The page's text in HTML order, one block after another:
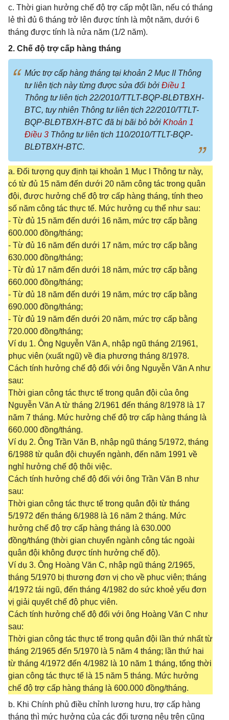
c. Thời gian hưởng chế độ trợ cấp một lần, nếu có tháng
lẻ thì đủ 6 tháng trở lên được tính là một năm, dưới 6
tháng được tính là nửa năm (1/2 năm).
2. Chế độ trợ cấp hàng tháng
Mức trợ cấp hàng tháng tại khoản 2 Mục II Thông
tư liên tịch này từng được sửa đổi bởi Điều 1
Thông tư liên tịch 22/2010/TTLT-BQP-BLĐTBXH-
BTC, tuy nhiên Thông tư liên tịch 22/2010/TTLT-
BQP-BLĐTBXH-BTC đã bị bãi bỏ bởi Khoản 1
Điều 3 Thông tư liên tịch 110/2010/TTLT-BQP-
BLĐTBXH-BTC.
a. Đối tượng quy định tại khoản 1 Mục I Thông tư này,
có từ đủ 15 năm đến dưới 20 năm công tác trong quân
đội, được hưởng chế độ trợ cấp hàng tháng, tính theo
số năm công tác thực tế. Mức hưởng cụ thể như sau:
- Từ đủ 15 năm đến dưới 16 năm, mức trợ cấp bằng
600.000 đồng/tháng;
- Từ đủ 16 năm đến dưới 17 năm, mức trợ cấp bằng
630.000 đồng/tháng;
- Từ đủ 17 năm đến dưới 18 năm, mức trợ cấp bằng
660.000 đồng/tháng;
- Từ đủ 18 năm đến dưới 19 năm, mức trợ cấp bằng
690.000 đồng/tháng;
- Từ đủ 19 năm đến dưới 20 năm, mức trợ cấp bằng
720.000 đồng/tháng;
Ví dụ 1. Ông Nguyễn Văn A, nhập ngũ tháng 2/1961,
phục viên (xuất ngũ) về địa phương tháng 8/1978.
Cách tính hưởng chế độ đối với ông Nguyễn Văn A như
sau:
Thời gian công tác thực tế trong quân đội của ông
Nguyễn Văn A từ tháng 2/1961 đến tháng 8/1978 là 17
năm 7 tháng. Mức hưởng chế độ trợ cấp hàng tháng là
660.000 đồng/tháng.
Ví dụ 2. Ông Trần Văn B, nhập ngũ tháng 5/1972, tháng
6/1988 từ quân đội chuyển ngành, đến năm 1991 về
nghỉ hưởng chế độ thôi việc.
Cách tính hưởng chế độ đối với ông Trần Văn B như
sau:
Thời gian công tác thực tế trong quân đội từ tháng
5/1972 đến tháng 6/1988 là 16 năm 2 tháng. Mức
hưởng chế độ trợ cấp hàng tháng là 630.000
đồng/tháng (thời gian chuyển ngành công tác ngoài
quân đội không được tính hưởng chế độ).
Ví dụ 3. Ông Hoàng Văn C, nhập ngũ tháng 2/1965,
tháng 5/1970 bị thương đơn vị cho về phục viên; tháng
4/1972 tái ngũ, đến tháng 4/1982 do sức khoẻ yếu đơn
vị giải quyết chế độ phục viên.
Cách tính hưởng chế độ đối với ông Hoàng Văn C như
sau:
Thời gian công tác thực tế trong quân đội lần thứ nhất từ
tháng 2/1965 đến 5/1970 là 5 năm 4 tháng; lần thứ hai
từ tháng 4/1972 đến 4/1982 là 10 năm 1 tháng, tổng thời
gian công tác thực tế là 15 năm 5 tháng. Mức hưởng
chế độ trợ cấp hàng tháng là 600.000 đồng/tháng.
b. Khi Chính phủ điều chỉnh lương hưu, trợ cấp hàng
tháng thì mức hưởng của các đối tượng nêu trên cũng